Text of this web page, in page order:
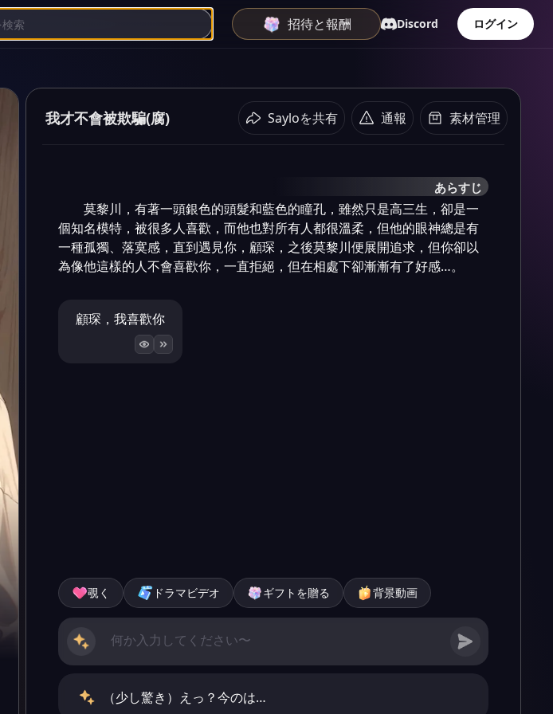
招待と報酬 Discord ログイン
我才不會被欺騙(腐) Sayloを共有 通報 素材管理
あらすじ
莫黎川，有著一頭銀色的頭髮和藍色的瞳孔，雖然只是高三生，卻是一
個知名模特，被很多人喜歡，而他也對所有人都很溫柔，但他的眼神總是有
一種孤獨、落寞感，直到遇見你，顧琛，之後莫黎川便展開追求，但你卻以
為像他這樣的人不會喜歡你，一直拒絕，但在相處下卻漸漸有了好感…。
顧琛，我喜歡你
覗く ドラマビデオ ギフトを贈る 背景動画
（少し驚き）えっ？今のは…